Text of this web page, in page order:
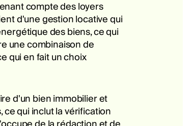
compte des loyers
d'une gestion locative qui
des biens, ce qui
une combinaison de
qui en fait un choix
d'un bien immobilier et
qui inclut la vérification